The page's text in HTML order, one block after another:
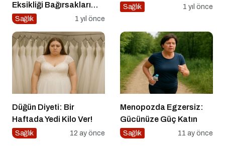
Eksikliği Bağırsakları
Nasıl Yavaşlatır?
Sağlık 1 yıl önce
Sağlık 1 yıl önce
Düğün Diyeti: Bir
Haftada Yedi Kilo Ver!
Sağlık 12 ay önce
Menopozda Egzersiz:
Gücünüze Güç Katın
Sağlık 11 ay önce